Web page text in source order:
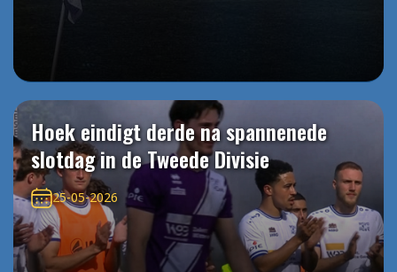
Hoek eindigt derde na spannenede
slotdag in de Tweede Divisie
25-05-2026